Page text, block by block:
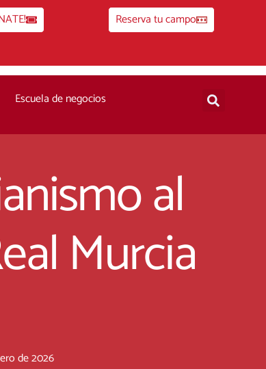
Reserva tu campo
Escuela de negocios
al
Murcia
de 2026